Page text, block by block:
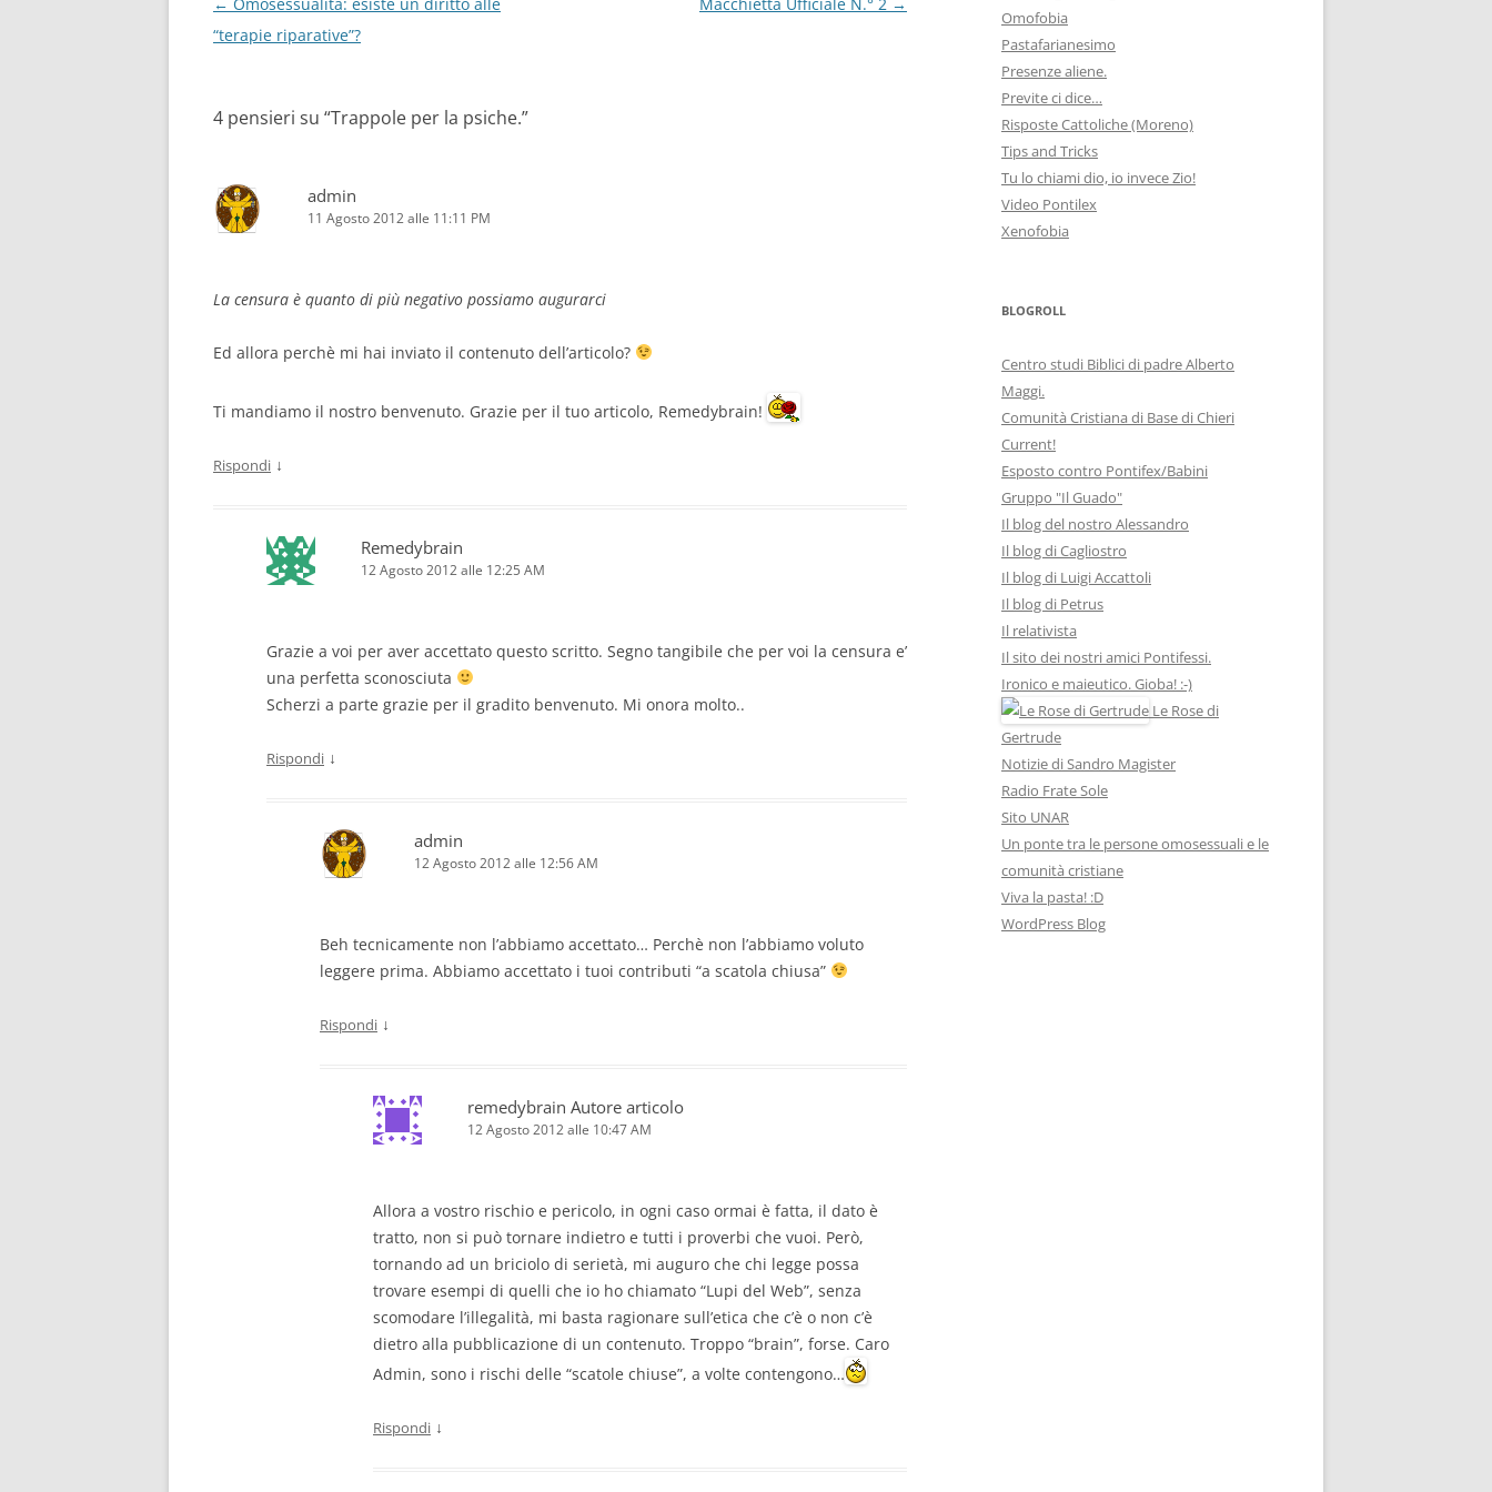
articolo
“terapie riparative”?
4 pensieri su “Trappole per la psiche.”
admin
11 Agosto 2012 alle 11:11 PM
La censura è quanto di più negativo possiamo augurarci
Ed allora perchè mi hai inviato il contenuto dell’articolo?
Ti mandiamo il nostro benvenuto. Grazie per il tuo articolo, Remedybrain!
Rispondi ↓
Remedybrain
12 Agosto 2012 alle 12:25 AM
Grazie a voi per aver accettato questo scritto. Segno tangibile che per voi la censura e’
una perfetta sconosciuta
Scherzi a parte grazie per il gradito benvenuto. Mi onora molto..
Rispondi ↓
admin
12 Agosto 2012 alle 12:56 AM
Beh tecnicamente non l’abbiamo accettato… Perchè non l’abbiamo voluto
leggere prima. Abbiamo accettato i tuoi contributi “a scatola chiusa”
Rispondi ↓
remedybrain Autore articolo
12 Agosto 2012 alle 10:47 AM
Allora a vostro rischio e pericolo, in ogni caso ormai è fatta, il dato è
tratto, non si può tornare indietro e tutti i proverbi che vuoi. Però,
tornando ad un briciolo di serietà, mi auguro che chi legge possa
trovare esempi di quelli che io ho chiamato “Lupi del Web”, senza
scomodare l’illegalità, mi basta ragionare sull’etica che c’è o non c’è
dietro alla pubblicazione di un contenuto. Troppo “brain”, forse. Caro
Admin, sono i rischi delle “scatole chiuse”, a volte contengono…
Rispondi ↓
Omofobia
Pastafarianesimo
Presenze aliene.
Previte ci dice…
Risposte Cattoliche (Moreno)
Tips and Tricks
Tu lo chiami dio, io invece Zio!
Video Pontilex
Xenofobia
BLOGROLL
Centro studi Biblici di padre Alberto
Maggi.
Comunità Cristiana di Base di Chieri
Current!
Esposto contro Pontifex/Babini
Gruppo "Il Guado"
Il blog del nostro Alessandro
Il blog di Cagliostro
Il blog di Luigi Accattoli
Il blog di Petrus
Il relativista
Il sito dei nostri amici Pontifessi.
Ironico e maieutico. Gioba! :-)
Le Rose di
Gertrude
Notizie di Sandro Magister
Radio Frate Sole
Sito UNAR
Un ponte tra le persone omosessuali e le
comunità cristiane
Viva la pasta! :D
WordPress Blog